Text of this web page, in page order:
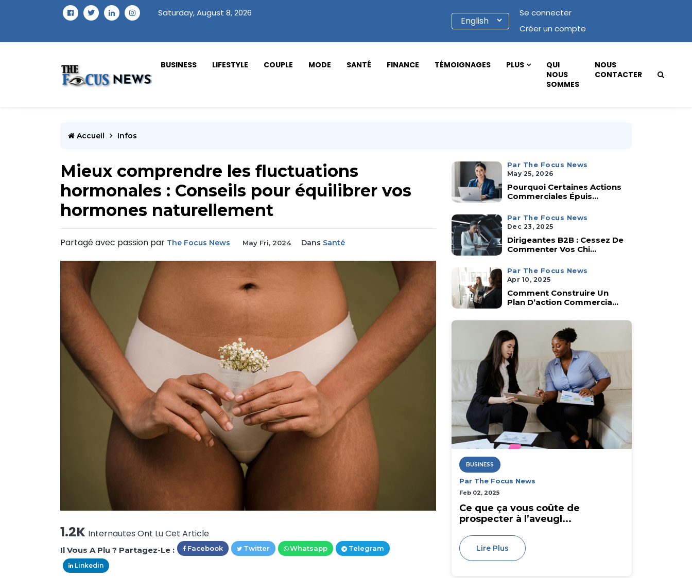
Saturday, August 8, 2026
Se connecter
Créer un compte
BUSINESS LIFESTYLE COUPLE MODE SANTÉ FINANCE TÉMOIGNAGES PLUS
QUI
NOUS
SOMMES
NOUS
CONTACTER
Accueil Infos
Mieux comprendre les fluctuations
hormonales : Conseils pour équilibrer vos
hormones naturellement
Partagé avec passion par The Focus News May Fri, 2024 Dans Santé
1.2K Internautes Ont Lu Cet Article
Il Vous A Plu ? Partagez-Le : Facebook Twitter Whatsapp Telegram
Linkedin
Par The Focus News
May 25, 2026
Pourquoi Certaines Actions
Commerciales Épuis...
Par The Focus News
Dec 23, 2025
Dirigeantes B2B : Cessez De
Commenter Vos Chi...
Par The Focus News
Apr 10, 2025
Comment Construire Un
Plan D’action Commercia...
BUSINESS
Par The Focus News
Feb 02, 2025
Ce que ça vous coûte de
prospecter à l’aveugl...
Lire Plus